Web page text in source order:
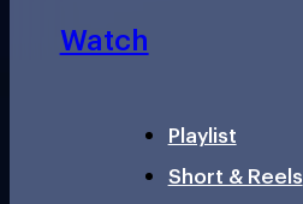
Watch
Playlist
Short & Reels